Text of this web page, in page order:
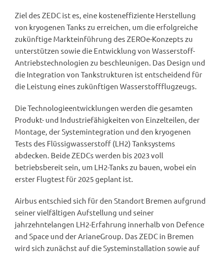
Ziel des ZEDC ist es, eine kosteneffiziente Herstellung
von kryogenen Tanks zu erreichen, um die erfolgreiche
zukünftige Markteinführung des ZEROe-Konzepts zu
unterstützen sowie die Entwicklung von Wasserstoff-
Antriebstechnologien zu beschleunigen. Das Design und
die Integration von Tankstrukturen ist entscheidend für
die Leistung eines zukünftigen Wasserstoffflugzeugs.
Die Technologieentwicklungen werden die gesamten
Produkt- und Industriefähigkeiten von Einzelteilen, der
Montage, der Systemintegration und den kryogenen
Tests des Flüssigwasserstoff (LH2) Tanksystems
abdecken. Beide ZEDCs werden bis 2023 voll
betriebsbereit sein, um LH2-Tanks zu bauen, wobei ein
erster Flugtest für 2025 geplant ist.
Airbus entschied sich für den Standort Bremen aufgrund
seiner vielfältigen Aufstellung und seiner
jahrzehntelangen LH2-Erfahrung innerhalb von Defence
and Space und der ArianeGroup. Das ZEDC in Bremen
wird sich zunächst auf die Systeminstallation sowie auf